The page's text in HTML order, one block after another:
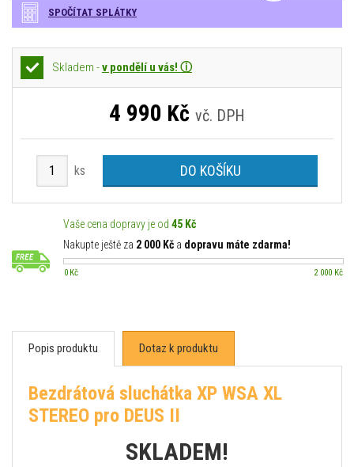
SPOČÍTAT SPLÁTKY
Skladem -v pondělí u vás! ⓘ
4 990 Kč vč. DPH
ks DO KOŠÍKU
Vaše cena dopravy je od 45 Kč
Nakupte ještě za 2 000 Kč a dopravu máte zdarma!
0 Kč 2 000 Kč
Popis produktu Dotaz k produktu
Bezdrátová sluchátka XP WSA XL
STEREO pro DEUS II
SKLADEM!